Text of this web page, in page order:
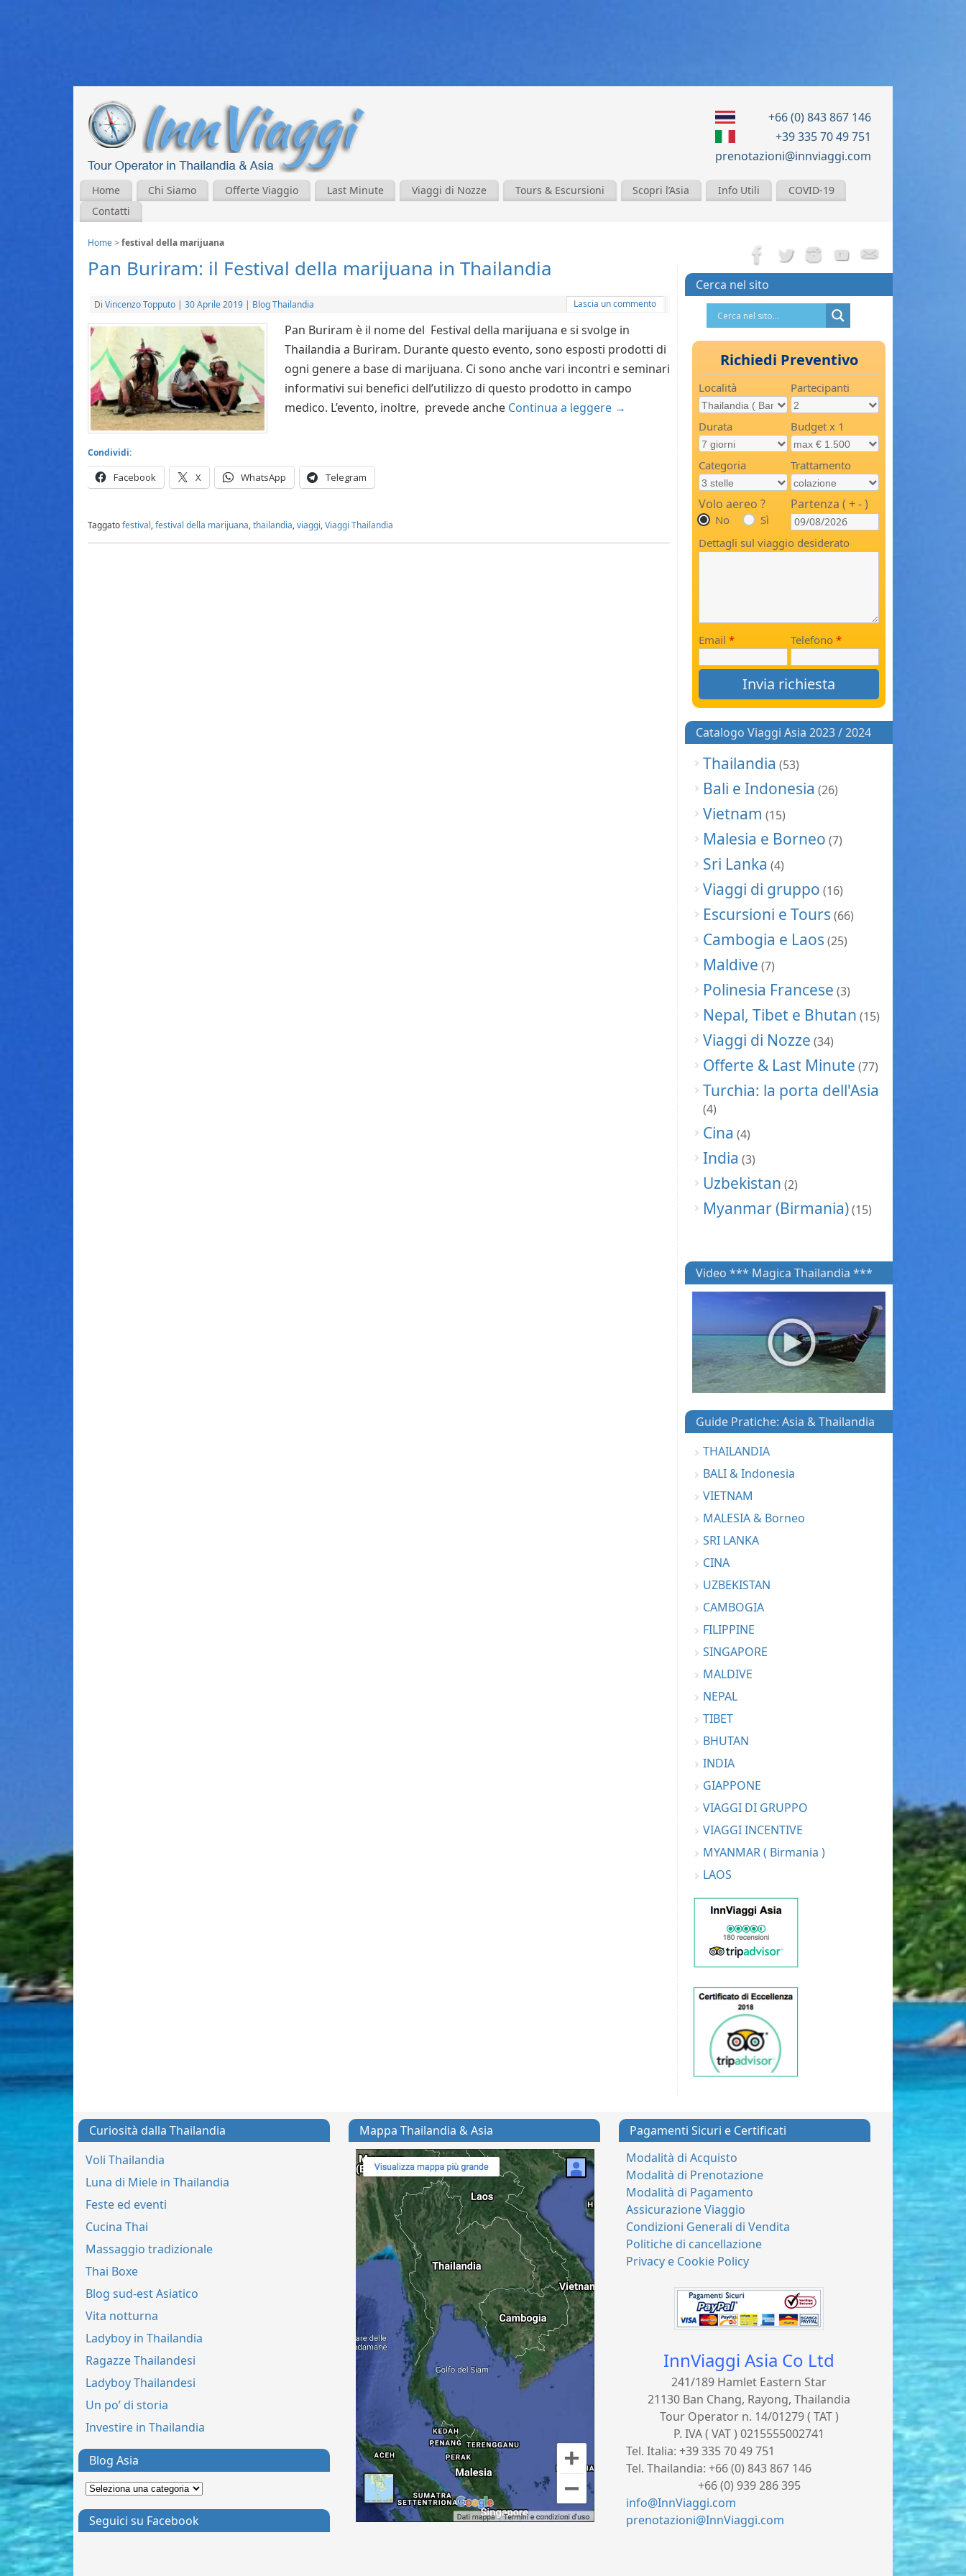
+66 (0) 843 867 146
+39 335 70 49 751
prenotazioni@innviaggi.com
Home Chi Siamo Offerte Viaggio Last Minute Viaggi di Nozze Tours & Escursioni Scopri l’Asia Info Utili
COVID-19
Contatti
Home> festival della marijuana
Pan Buriram: il Festival della marijuana in Thailandia
Di Vincenzo Topputo | 30 Aprile 2019 | Blog Thailandia Lascia un commento
Pan Buriram è il nome del Festival della marijuana e si svolge in
Thailandia a Buriram. Durante questo evento, sono esposti prodotti di
ogni genere a base di marijuana. Ci sono anche vari incontri e seminari
informativi sui benefici dell’utilizzo di questo prodotto in campo
medico. L’evento, inoltre, prevede anche Continua a leggere →
Condividi:
Facebook X WhatsApp Telegram
Taggatofestival,festival della marijuana,thailandia,viaggi,Viaggi Thailandia
Cerca nel sito
Richiedi Preventivo
Località Partecipanti
Durata Budget x 1
Categoria Trattamento
Volo aereo ?
No Sì
Partenza ( + - )
Dettagli sul viaggio desiderato
Email * Telefono *
Catalogo Viaggi Asia 2023 / 2024
Thailandia (53)
Bali e Indonesia (26)
Vietnam (15)
Malesia e Borneo (7)
Sri Lanka (4)
Viaggi di gruppo (16)
Escursioni e Tours (66)
Cambogia e Laos (25)
Maldive (7)
Polinesia Francese (3)
Nepal, Tibet e Bhutan (15)
Viaggi di Nozze (34)
Offerte & Last Minute (77)
Turchia: la porta dell'Asia
(4)
Cina (4)
India (3)
Uzbekistan (2)
Myanmar (Birmania)(15)
Video *** Magica Thailandia ***
Guide Pratiche: Asia & Thailandia
THAILANDIA
BALI & Indonesia
VIETNAM
MALESIA & Borneo
SRI LANKA
CINA
UZBEKISTAN
CAMBOGIA
FILIPPINE
SINGAPORE
MALDIVE
NEPAL
TIBET
BHUTAN
INDIA
GIAPPONE
VIAGGI DI GRUPPO
VIAGGI INCENTIVE
MYANMAR ( Birmania )
LAOS
Curiosità dalla Thailandia
Voli Thailandia
Luna di Miele in Thailandia
Feste ed eventi
Cucina Thai
Massaggio tradizionale
Thai Boxe
Blog sud-est Asiatico
Vita notturna
Ladyboy in Thailandia
Ragazze Thailandesi
Ladyboy Thailandesi
Un po’ di storia
Investire in Thailandia
Blog Asia
Seguici su Facebook
Mappa Thailandia & Asia
Pagamenti Sicuri e Certificati
Modalità di Acquisto
Modalità di Prenotazione
Modalità di Pagamento
Assicurazione Viaggio
Condizioni Generali di Vendita
Politiche di cancellazione
Privacy e Cookie Policy
InnViaggi Asia Co Ltd
241/189 Hamlet Eastern Star
21130 Ban Chang, Rayong, Thailandia
Tour Operator n. 14/01279 ( TAT )
P. IVA ( VAT ) 0215555002741
Tel. Italia:+39 335 70 49 751
Tel. Thailandia:+66 (0) 843 867 146
+66 (0) 939 286 395
info@InnViaggi.com
prenotazioni@InnViaggi.com